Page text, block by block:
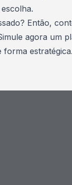
Então,
agora um
forma